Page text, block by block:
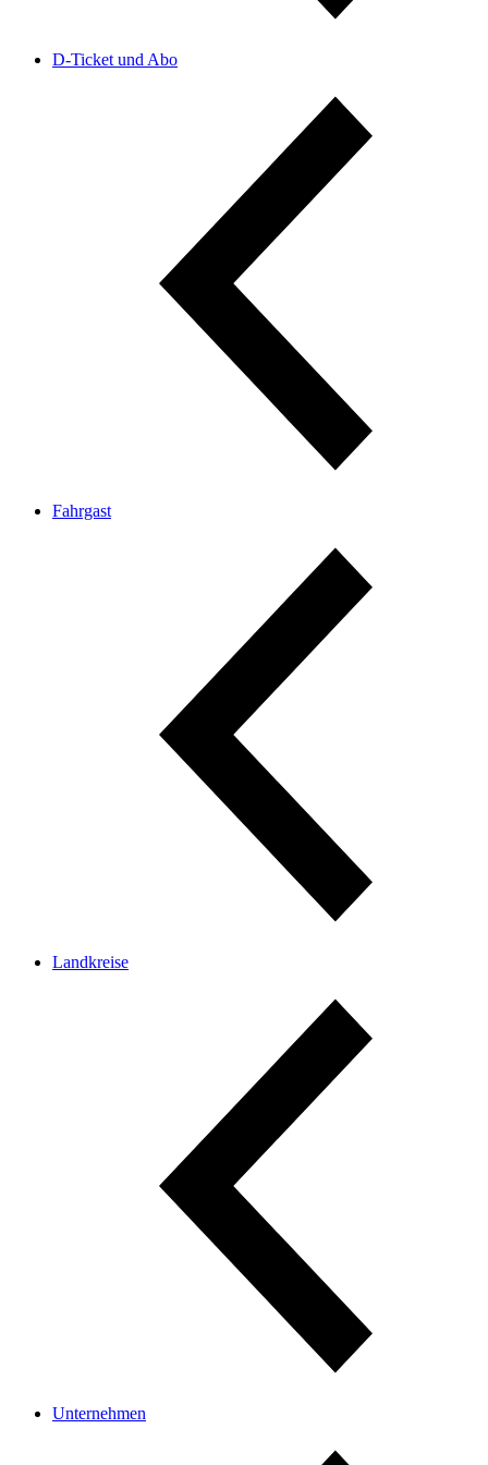
D-Ticket und Abo
Fahrgast
Landkreise
Unternehmen